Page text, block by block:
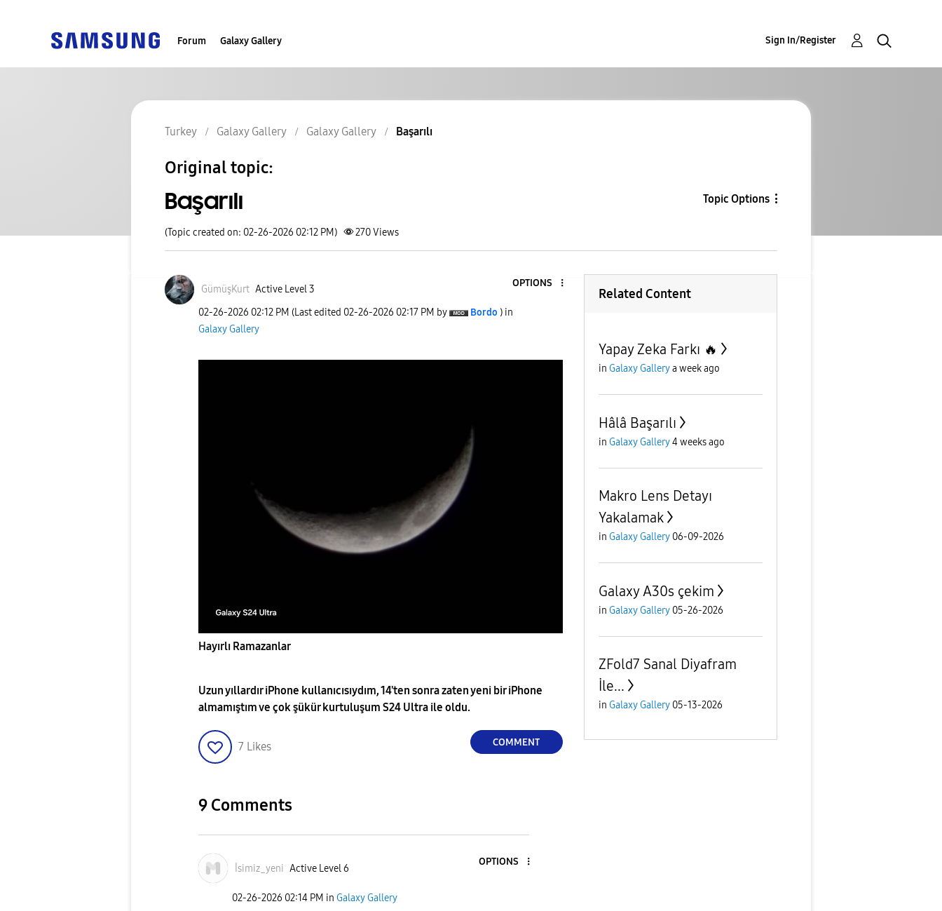
Forum Galaxy Gallery Sign In/Register
Turkey Galaxy Gallery Galaxy Gallery Başarılı
Original topic:
Başarılı Topic Options
(Topic created on: 02-26-2026 02:12 PM) 270Views
GümüşKurt Active Level 3
OPTIONS
‎02-26-2026 02:12 PM (Last edited ‎02-26-2026 02:17 PM by Bordo ) in
Galaxy Gallery
Hayırlı Ramazanlar
Uzun yıllardır iPhone kullanıcısıydım, 14'ten sonra zaten yeni bir iPhone
almamıştım ve çok şükür kurtuluşum S24 Ultra ile oldu.
7 Likes COMMENT
9 Comments
İsimiz_yeni Active Level 6
OPTIONS
‎02-26-2026 02:14 PM in Galaxy Gallery
Related Content
Yapay Zeka Farkı 🔥
in Galaxy Gallerya week ago
Hâlâ Başarılı
in Galaxy Gallery4 weeks ago
Makro Lens Detayı
Yakalamak
in Galaxy Gallery 06-09-2026
Galaxy A30s çekim
in Galaxy Gallery 05-26-2026
ZFold7 Sanal Diyafram
İle...
in Galaxy Gallery 05-13-2026